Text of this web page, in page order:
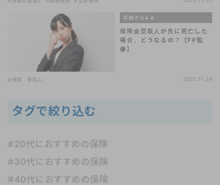
手続きQ＆A
保険金受取人が先に死亡した
場合、どうなるの？【FP監
修】
#保険 受取人 2023.11.24
タグで絞り込む
#20代におすすめの保険
#30代におすすめの保険
#40代におすすめの保険